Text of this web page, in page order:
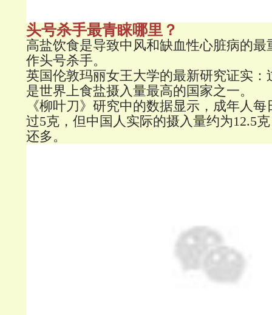
头号杀手最青睐哪里？
高盐饮食是导致中风和缺血性心脏病的最
作头号杀手。
英国伦敦玛丽女王大学的最新研究证实：
是世界上食盐摄入量最高的国家之一。
《柳叶刀》研究中的数据显示，成年人
过5克，但中国人实际的摄入量约为12.5
还多。